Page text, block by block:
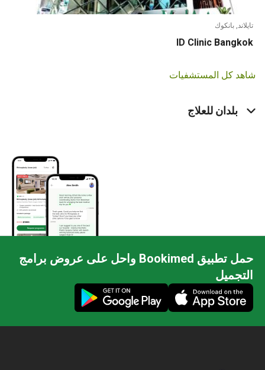
بانكوك
ID Clinic
كل المستشفيات
بلدان للعلاج
حمل تطبيق Bookimed واحل على عروض برامج